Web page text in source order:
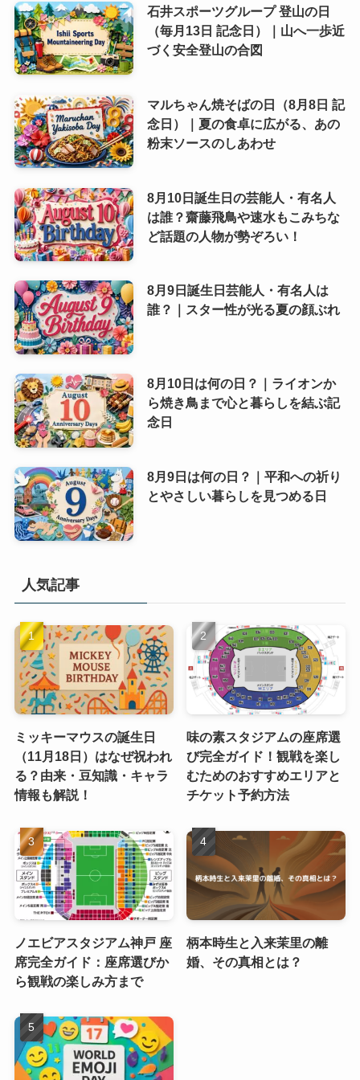
石井スポーツグループ 登山の日
（毎月13日 記念日）｜山へ一歩近
づく安全登山の合図
マルちゃん焼そばの日（8月8日 記
念日）｜夏の食卓に広がる、あの
粉末ソースのしあわせ
8月10日誕生日の芸能人・有名人
は誰？齋藤飛鳥や速水もこみちな
ど話題の人物が勢ぞろい！
8月9日誕生日芸能人・有名人は
誰？｜スター性が光る夏の顔ぶれ
8月10日は何の日？｜ライオンか
ら焼き鳥まで心と暮らしを結ぶ記
念日
8月9日は何の日？｜平和への祈り
とやさしい暮らしを見つめる日
人気記事
ミッキーマウスの誕生日
（11月18日）はなぜ祝われ
る？由来・豆知識・キャラ
情報も解説！
味の素スタジアムの座席選
び完全ガイド！観戦を楽し
むためのおすすめエリアと
チケット予約方法
ノエビアスタジアム神戸 座
席完全ガイド：座席選びか
ら観戦の楽しみ方まで
柄本時生と入来茉里の離
婚、その真相とは？